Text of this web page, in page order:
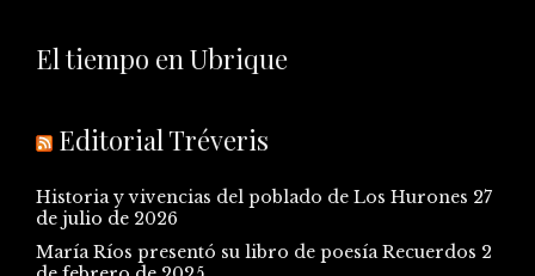
El tiempo en Ubrique
Editorial Tréveris
Historia y vivencias del poblado de Los Hurones 27
de julio de 2026
María Ríos presentó su libro de poesía Recuerdos 2